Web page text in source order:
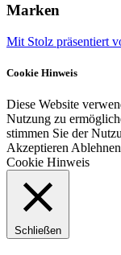
Marken
Mit Stolz präsentiert
Cookie Hinweis
Diese Website
Nutzung zu
stimmen Sie der
Akzeptieren Ablehnen
Cookie Hinweis
Schließen